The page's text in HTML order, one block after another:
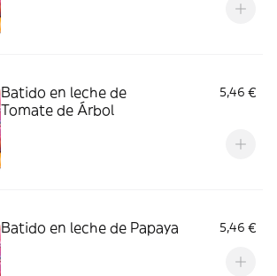
Batido en leche de
Tomate de Árbol
5,46 €
Batido en leche de Papaya 5,46 €